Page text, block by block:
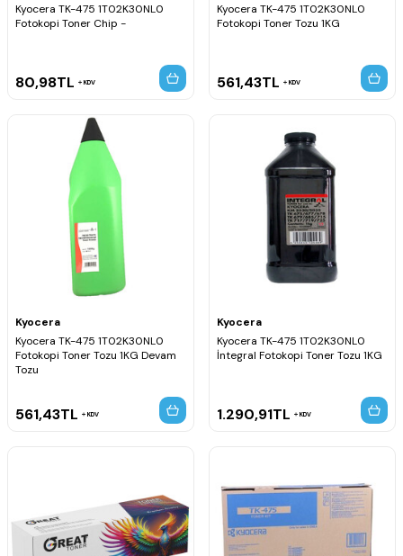
Kyocera TK-475 1T02K30NL0
Fotokopi Toner Chip -
80,98TL KDV
Kyocera TK-475 1T02K30NL0
Fotokopi Toner Tozu 1KG
561,43TL KDV
Kyocera
Kyocera TK-475 1T02K30NL0
Fotokopi Toner Tozu 1KG Devam
Tozu
561,43TL KDV
Kyocera
Kyocera TK-475 1T02K30NL0
İntegral Fotokopi Toner Tozu 1KG
1.290,91TL KDV